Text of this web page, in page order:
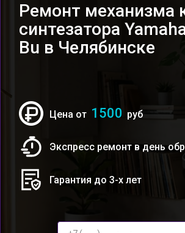
Ремонт механизма
синтезатора
Bu в Челябинске
Цена от 1500 руб
Экспресс ремонт в день
Гарантия до 3-х лет